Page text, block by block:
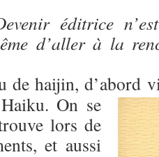
éditrice
d’aller à la
de haijin, d’abord
On se
lors de
et aussi